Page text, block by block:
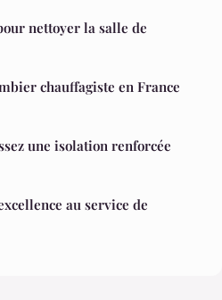
nettoyer la salle de
chauffagiste en France
une isolation renforcée
au service de